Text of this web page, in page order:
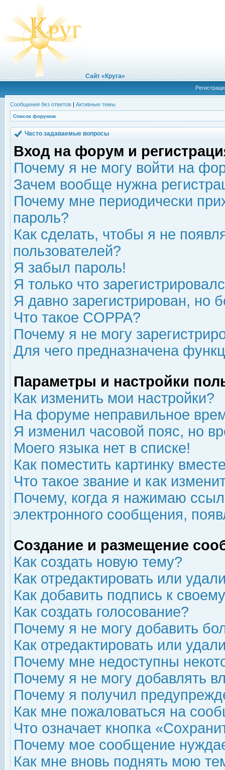
Сайт «Круга»
Сообщения без ответов | Активные темы
Список форумов
Часто задаваемые вопросы
Вход на форум и
Почему я не могу войти на
Зачем вообще нужна
Почему мне периодически
пароль?
Как сделать, чтобы я не
пользователей?
Я забыл пароль!
Я только что
Я давно зарегистрирован, но
Что такое COPPA?
Почему я не могу
Для чего предназначена
Параметры и настройки
Как изменить мои настройки?
На форуме неправильное
Я изменил часовой пояс, но
Моего языка нет в списке!
Как поместить картинку
Что такое звание и как
Почему, когда я нажимаю
электронного сообщения,
Создание и размещение
Как создать новую тему?
Как отредактировать или
Как добавить подпись к
Как создать голосование?
Почему я не могу добавить
Как отредактировать или
Почему мне недоступны
Почему я не могу добавлять
Почему я получил
Как мне пожаловаться на
Что означает кнопка
Почему мое сообщение
Как мне вновь поднять мою